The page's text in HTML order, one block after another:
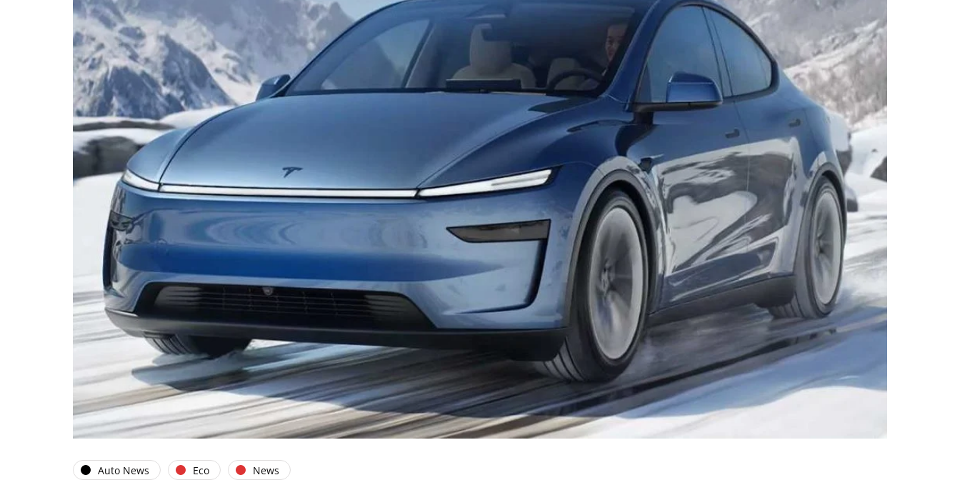
Auto News Eco News